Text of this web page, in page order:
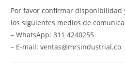
Por favor confirmar disponibilidad
los siguientes medios de
– WhatsApp: 311 4240255
– E-mail: ventas@mrsindustrial.co